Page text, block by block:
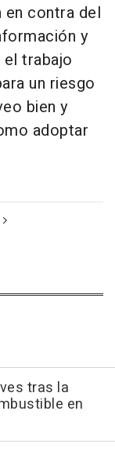
en contra del
y
trabajo
un riesgo
bien y
adoptar
tras la
en